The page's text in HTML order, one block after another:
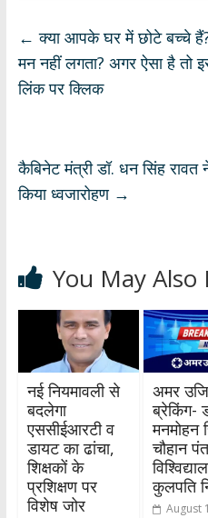
s
A
p
b
o
o
gr
a
← क्या आपके घर में छोटे बच्चे
मन नहीं लगता? अगर ऐसा है तो
लिंक पर क्लिक
कैबिनेट मंत्री डॉ. धन सिंह रावत
किया ध्वजारोहण →
You May Also
नई नियमावली से
बदलेगा
एससीईआरटी व
डायट का ढांचा,
शिक्षकों के
प्रशिक्षण पर
विशेष जोर
अमर
ब्रेकिंग-
मनमोहन
चौहान
कुलपति
August